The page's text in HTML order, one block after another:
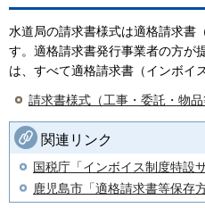
水道局の請求書様式は適格請求書
す。適格請求書発行事業者の方が
は、すべて適格請求書（インボイ
請求書様式（工事・委託・物
関連リンク
国税庁「インボイス制度特設
鹿児島市「適格請求書等保存